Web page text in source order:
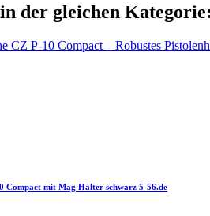
der gleichen
Compact mit Mag Halter schwarz 5-56.de